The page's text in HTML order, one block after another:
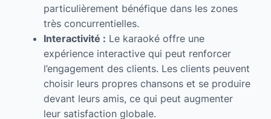
particulièrement bénéfique dans les zones
très concurrentielles.
Interactivité : Le karaoké offre une
expérience interactive qui peut renforcer
l’engagement des clients. Les clients peuvent
choisir leurs propres chansons et se produire
devant leurs amis, ce qui peut augmenter
leur satisfaction globale.